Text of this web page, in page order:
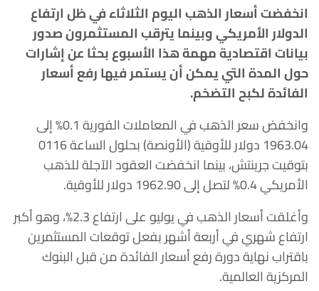
انخفضت أسعار الذهب اليوم الثلاثاء في ظل ارتفاع
الدولار الأمريكي وبينما يترقب المستثمرون صدور
بيانات اقتصادية مهمة هذا الأسبوع بحثا عن إشارات
حول المدة التي يمكن أن يستمر فيها رفع أسعار
الفائدة لكبح التضخم.
وانخفض سعر الذهب في المعاملات الفورية 0.1% إلى
1963.04 دولار للأوقية (الأونصة) بحلول الساعة 0116
بتوقيت جرينتش، بينما انخفضت العقود الآجلة للذهب
الأمريكي 0.4% لتصل إلى 1962.90 دولار للأوقية.
وأغلقت أسعار الذهب في يوليو على ارتفاع 2.3%، وهو أكبر
ارتفاع شهري في أربعة أشهر بفعل توقعات المستثمرين
باقتراب نهاية دورة رفع أسعار الفائدة من قبل البنوك
المركزية العالمية.